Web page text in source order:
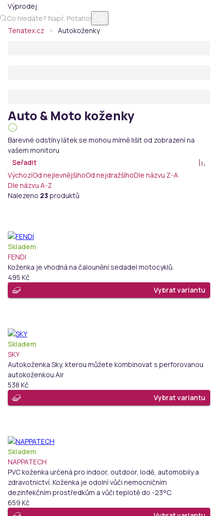
Výprodej
Tenatex.cz Autokoženky
Auto & Moto koženky
Barevné odstíny látek se mohou mírně lišit od zobrazení na
vašem monitoru
Seřadit
VýchozíOd nejlevnějšíhoOd nejdražšíhoDle názvu Z-A
Dle názvu A-Z
Nalezeno 23 produktů
Skladem
FENDI
Koženka je vhodná na čalounění sedadel motocyklů.
495 Kč
Vybrat variantu
Skladem
SKY
Autokoženka Sky, kterou můžete kombinovat s perforovanou
autokoženkou Air
538 Kč
Vybrat variantu
Skladem
NAPPATECH
PVC koženka určená pro indoor, outdoor, lodě, automobily a
zdravotnictví. Koženka je odolní vůči nemocničním
dezinfekčním prostředkům a vůči teplotě do -23°C.
659 Kč